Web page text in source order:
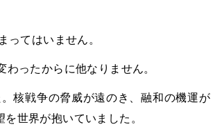
ってはいません。
ったからに他なりません。
核戦争の脅威が遠のき、融和の機運が
世界が抱いていました。